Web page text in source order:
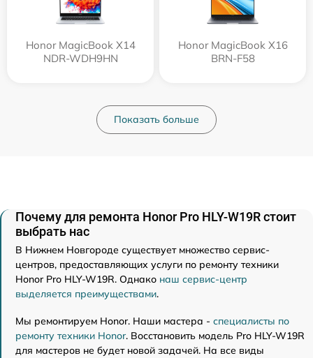
Honor MagicBook X14
NDR-WDH9HN
Honor MagicBook X16
BRN-F58
Показать больше
Почему для ремонта Honor Pro HLY-W19R стоит
выбрать нас
В Нижнем Новгороде существует множество сервис-
центров, предоставляющих услуги по ремонту техники
Honor Pro HLY-W19R. Однако наш сервис-центр
выделяется преимуществами.
Мы ремонтируем Honor. Наши мастера - специалисты по
ремонту техники Honor. Восстановить модель Pro HLY-W19R
для мастеров не будет новой задачей. На все виды